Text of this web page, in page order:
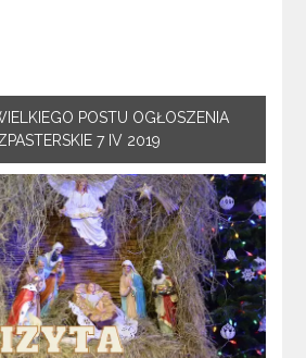
POSTU OGŁOSZENIA
7 IV 2019